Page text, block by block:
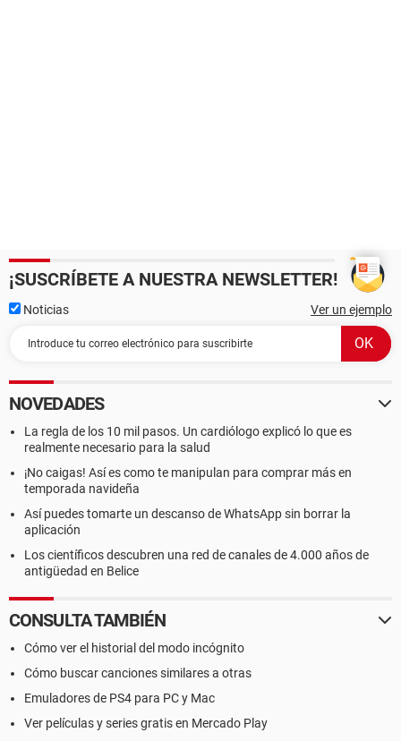
¡SUSCRÍBETE A NUESTRA NEWSLETTER!
Noticias Ver un ejemplo
NOVEDADES
La regla de los 10 mil pasos. Un cardiólogo explicó lo que es
realmente necesario para la salud
¡No caigas! Así es como te manipulan para comprar más en
temporada navideña
Así puedes tomarte un descanso de WhatsApp sin borrar la
aplicación
Los científicos descubren una red de canales de 4.000 años de
antigüedad en Belice
CONSULTA TAMBIÉN
Cómo ver el historial del modo incógnito
Cómo buscar canciones similares a otras
Emuladores de PS4 para PC y Mac
Ver películas y series gratis en Mercado Play